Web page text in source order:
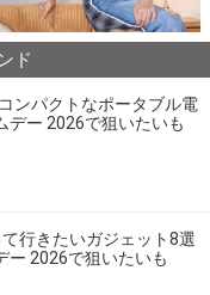
ド
ンパクトなポータブル電
ー 2026で狙いたいも
行きたいガジェット8選
ー 2026で狙いたいも